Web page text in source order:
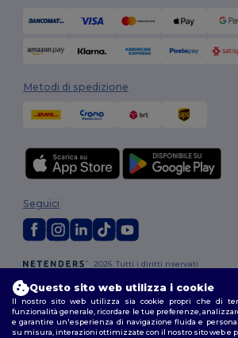
Metodi di spedizione
2026. Tutti i diritti riservati
privacy|Politica sui cookie|Site Map
Seguici
Roma | Milano|Napoli | Torino | Palermo |
Questo sito web utilizza i cookie
Il nostro sito web utilizza sia cookie propri che di
funzionalità generale, ricordare le tue preferenze,
e garantire un'esperienza di navigazione fluida e
su misura, interazioni ottimizzate con il nostro sito web e